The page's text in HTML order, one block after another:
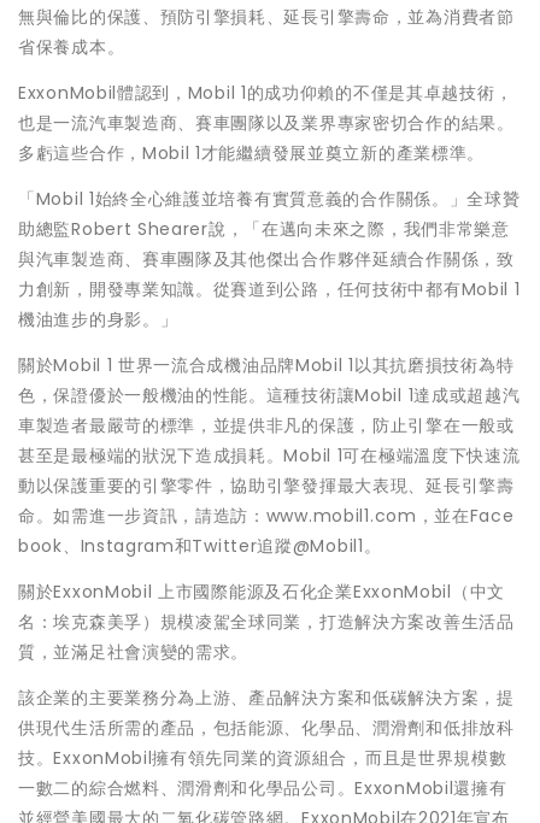
無與倫比的保護、預防引擎損耗、延長引擎壽命，並為消費者節
省保養成本。
ExxonMobil體認到，Mobil 1的成功仰賴的不僅是其卓越技術，
也是一流汽車製造商、賽車團隊以及業界專家密切合作的結果。
多虧這些合作，Mobil 1才能繼續發展並奠立新的產業標準。
「Mobil 1始終全心維護並培養有實質意義的合作關係。」全球贊
助總監Robert Shearer說，「在邁向未來之際，我們非常樂意
與汽車製造商、賽車團隊及其他傑出合作夥伴延續合作關係，致
力創新，開發專業知識。從賽道到公路，任何技術中都有Mobil 1
機油進步的身影。」
關於Mobil 1 世界一流合成機油品牌Mobil 1以其抗磨損技術為特
色，保證優於一般機油的性能。這種技術讓Mobil 1達成或超越汽
車製造者最嚴苛的標準，並提供非凡的保護，防止引擎在一般或
甚至是最極端的狀況下造成損耗。Mobil 1可在極端溫度下快速流
動以保護重要的引擎零件，協助引擎發揮最大表現、延長引擎壽
命。如需進一步資訊，請造訪：www.mobil1.com，並在Face
book、Instagram和Twitter追蹤@Mobil1。
關於ExxonMobil 上市國際能源及石化企業ExxonMobil（中文
名：埃克森美孚）規模凌駕全球同業，打造解決方案改善生活品
質，並滿足社會演變的需求。
該企業的主要業務分為上游、產品解決方案和低碳解決方案，提
供現代生活所需的產品，包括能源、化學品、潤滑劑和低排放科
技。ExxonMobil擁有領先同業的資源組合，而且是世界規模數
一數二的綜合燃料、潤滑劑和化學品公司。ExxonMobil還擁有
並經營美國最大的二氧化碳管路網。ExxonMobil在2021年宣布